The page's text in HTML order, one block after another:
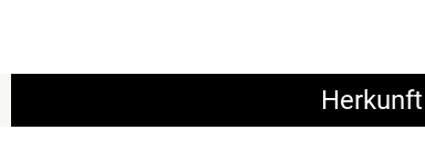
Herkunft